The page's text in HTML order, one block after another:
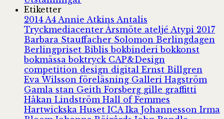
Etiketter
2014 A4 Annie Atkins Antalis
Tryckmediacenter Årsmöte ateljé Atypi 2017
Barbara Stauffacher Solomon Berlingdagen
Berlingpriset Biblisbokbinderibokkonst
bokmässaboktryck CAP&Design
competition design digital Ernst Billgren
Eva Wilsson föreläsning Galleri Hagström
Gamla stan Geith Forsberg gille graffitti
Håkan Lindström Hall of Femmes
Hartwickska Huset ICA Ika Johannesson Irma